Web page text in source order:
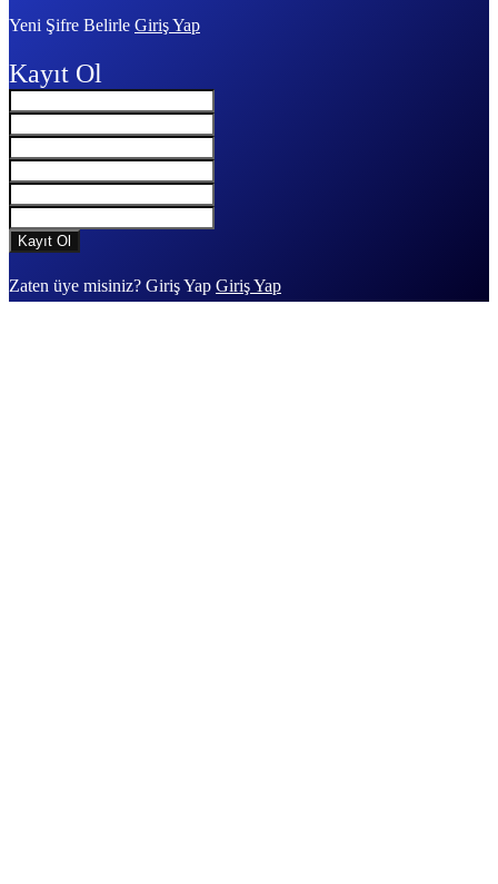
Yeni Şifre Belirle Giriş Yap
Kayıt Ol
Zaten üye misiniz? Giriş Yap Giriş Yap